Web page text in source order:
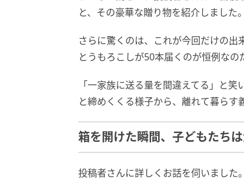
と、その豪華な贈り物を紹介しました。
さらに驚くのは、これが今回だけの
とうもろこしが50本届くのが恒例なの
「一家族に送る量を間違えてる」と
と締めくくる様子から、離れて暮らす
箱を開けた瞬間、子どもたち
投稿者さんに詳しくお話を伺いました。